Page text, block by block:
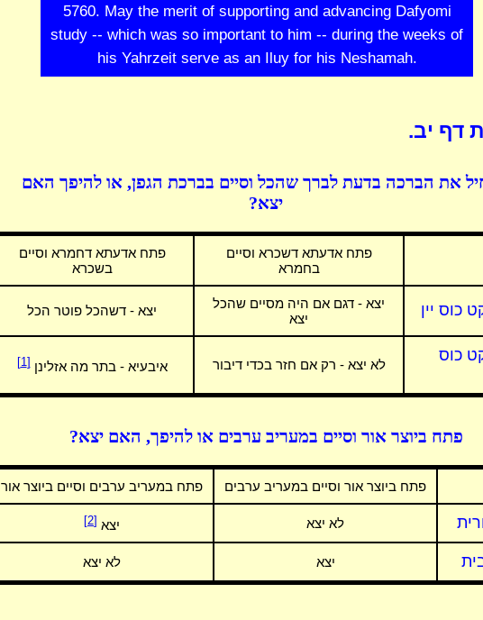
5760. May the merit of supporting and advancing Dafyomi
study -- which was so important to him -- during the weeks of
his Yahrzeit serve as an Iluy for his Neshamah.
דף יב.
את הברכה בדעת לברך שהכל וסיים בברכת הגפן, או להיפך האם
יצא?
פתח אדעתא דשכרא וסיים
בחמרא
פתח אדעתא דחמרא וסיים
בשכרא
כוס יין
יצא - דגם אם היה מסיים שהכל
יצא
יצא - דשהכל פוטר הכל
כוס
לא יצא - רק אם חזר בכדי דיבור איבעיא - בתר מה אזלינן[1]
פתח ביוצר אור וסיים במעריב ערבים או להיפך, האם יצא?
פתח ביוצר אור וסיים במעריב ערבים פתח במעריב ערבים וסיים ביוצר אור
לא יצא יצא [2]
יצא לא יצא